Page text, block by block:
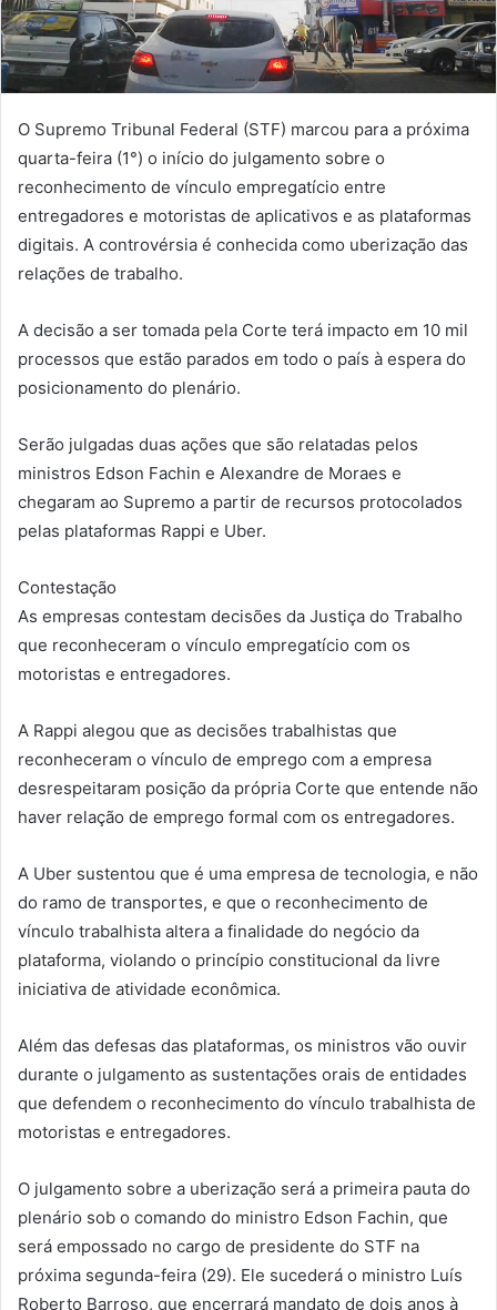
O Supremo Tribunal Federal (STF) marcou para a próxima
quarta-feira (1°) o início do julgamento sobre o
reconhecimento de vínculo empregatício entre
entregadores e motoristas de aplicativos e as plataformas
digitais. A controvérsia é conhecida como uberização das
relações de trabalho.
A decisão a ser tomada pela Corte terá impacto em 10 mil
processos que estão parados em todo o país à espera do
posicionamento do plenário.
Serão julgadas duas ações que são relatadas pelos
ministros Edson Fachin e Alexandre de Moraes e
chegaram ao Supremo a partir de recursos protocolados
pelas plataformas Rappi e Uber.
Contestação
As empresas contestam decisões da Justiça do Trabalho
que reconheceram o vínculo empregatício com os
motoristas e entregadores.
A Rappi alegou que as decisões trabalhistas que
reconheceram o vínculo de emprego com a empresa
desrespeitaram posição da própria Corte que entende não
haver relação de emprego formal com os entregadores.
A Uber sustentou que é uma empresa de tecnologia, e não
do ramo de transportes, e que o reconhecimento de
vínculo trabalhista altera a finalidade do negócio da
plataforma, violando o princípio constitucional da livre
iniciativa de atividade econômica.
Além das defesas das plataformas, os ministros vão ouvir
durante o julgamento as sustentações orais de entidades
que defendem o reconhecimento do vínculo trabalhista de
motoristas e entregadores.
O julgamento sobre a uberização será a primeira pauta do
plenário sob o comando do ministro Edson Fachin, que
será empossado no cargo de presidente do STF na
próxima segunda-feira (29). Ele sucederá o ministro Luís
Roberto Barroso, que encerrará mandato de dois anos à